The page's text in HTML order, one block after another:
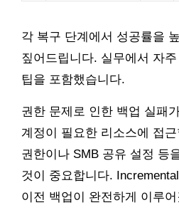
각 복구 단계에서 성공률을
짚어드립니다. 실무에서 자
팁을 포함했습니다.
권한 문제로 인한 백업 실패
계정이 필요한 리소스에 접
권한이나 SMB 공유 설정 등
것이 중요합니다.
이전 백업이 완전하게 이루